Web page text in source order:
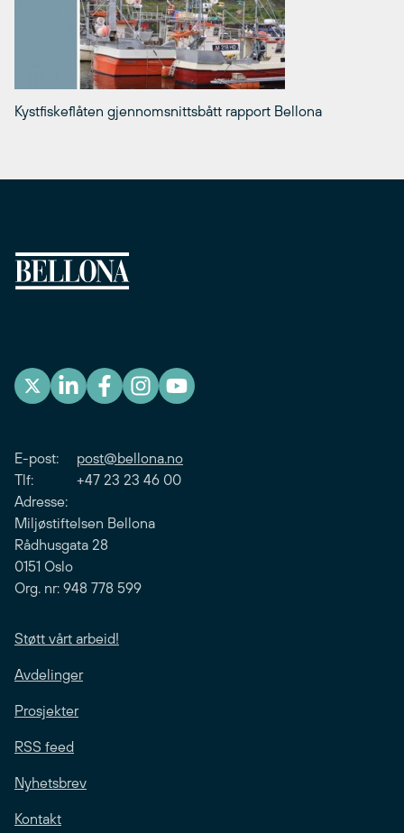
Kystfiskeflåten gjennomsnittsbått rapport Bellona
E-post: post@bellona.no
Tlf: +47 23 23 46 00
Adresse:
Miljøstiftelsen Bellona
Rådhusgata 28
0151 Oslo
Org. nr: 948 778 599
Støtt vårt arbeid!
Avdelinger
Prosjekter
RSS feed
Nyhetsbrev
Kontakt